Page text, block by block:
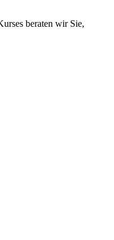
beraten wir Sie,